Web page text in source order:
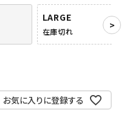
LARGE
在庫切れ
お気に入りに登録する